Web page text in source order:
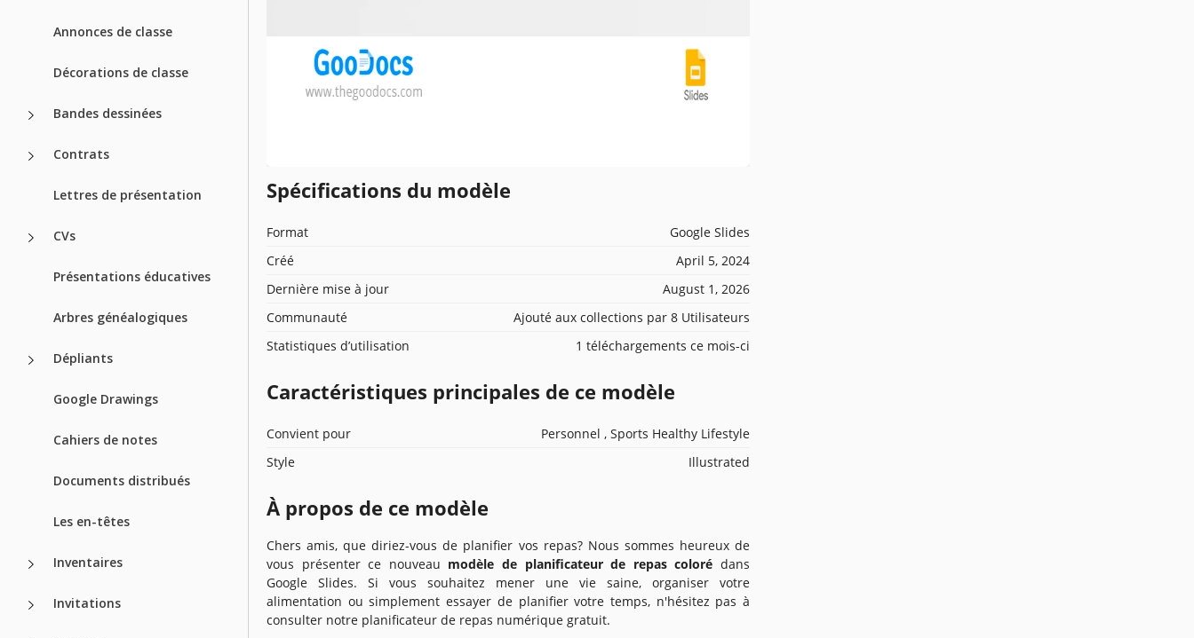
Annonces de classe
Décorations de classe
Bandes dessinées
Contrats
Lettres de présentation
CVs
Présentations éducatives
Arbres généalogiques
Dépliants
Google Drawings
Cahiers de notes
Documents distribués
Les en-têtes
Inventaires
Invitations
Spécifications du modèle
Format
Google Slides
Créé
April 5, 2024
Dernière mise à jour
August 1, 2026
Communauté
Ajouté aux collections par 8 Utilisateurs
Statistiques d’utilisation
1 téléchargements ce mois-ci
Caractéristiques principales de ce modèle
Convient pour
Personnel , Sports Healthy Lifestyle
Style
Illustrated
À propos de ce modèle
Chers amis, que diriez-vous de planifier vos repas? Nous sommes heureux de
vous présenter ce nouveau modèle de planificateur de repas coloré dans
Google Slides. Si vous souhaitez mener une vie saine, organiser votre
alimentation ou simplement essayer de planifier votre temps, n'hésitez pas à
consulter notre planificateur de repas numérique gratuit.